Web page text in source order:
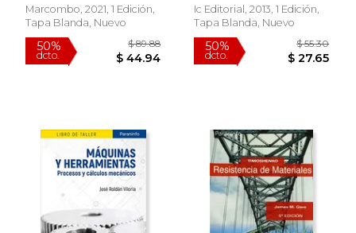
Marcombo, 2021, 1 Edición,
Tapa Blanda, Nuevo
Transformación de
Polímeros
Ic Editorial, 2013, 1 Edición,
Tapa Blanda, Nuevo